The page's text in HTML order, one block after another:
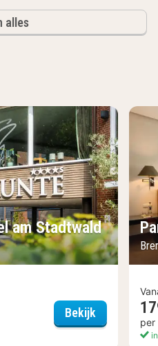
alles
am Stadtwald
Bekijk Munte
per